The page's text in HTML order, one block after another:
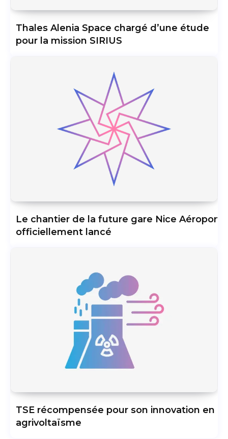
Thales Alenia Space chargé d’une étude
pour la mission SIRIUS
Le chantier de la future gare Nice Aéroport
officiellement lancé
TSE récompensée pour son innovation en
agrivoltaïsme